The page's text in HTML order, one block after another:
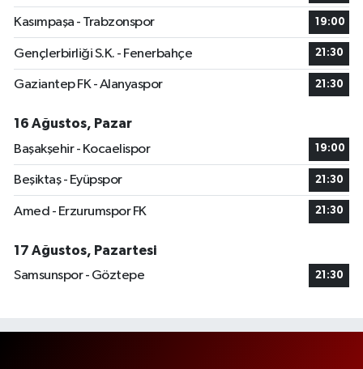
Kasımpaşa - Trabzonspor 19:00
Gençlerbirliği S.K. - Fenerbahçe 21:30
Gaziantep FK - Alanyaspor 21:30
16 Ağustos, Pazar
Başakşehir - Kocaelispor
19:00
Beşiktaş - Eyüpspor 21:30
Amed - Erzurumspor FK 21:30
17 Ağustos, Pazartesi
Samsunspor - Göztepe
21:30